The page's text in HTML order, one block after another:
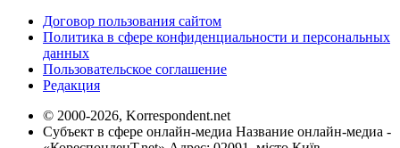
Договор пользования сайтом
Политика в сфере конфиденциальности и персональных
данных
Пользовательское соглашение
Редакция
© 2000-2026, Korrespondent.net
Субъект в сфере онлайн-медиа Название онлайн-медиа -